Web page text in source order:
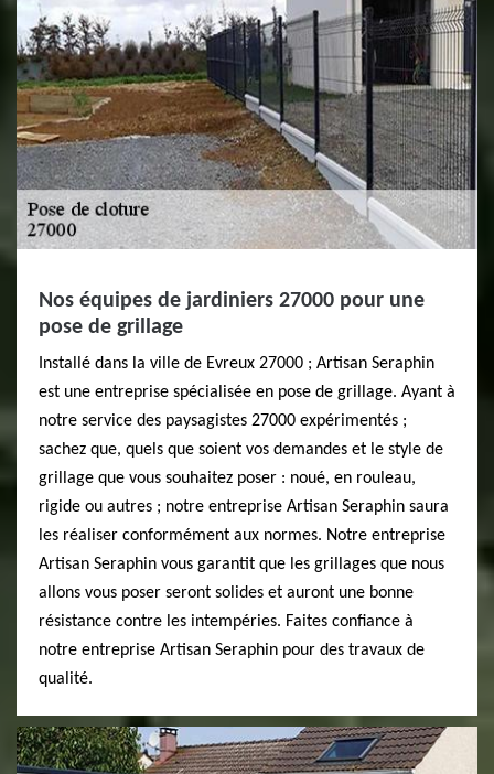
Nos équipes de jardiniers 27000 pour une
pose de grillage
Installé dans la ville de Evreux 27000 ; Artisan Seraphin
est une entreprise spécialisée en pose de grillage. Ayant à
notre service des paysagistes 27000 expérimentés ;
sachez que, quels que soient vos demandes et le style de
grillage que vous souhaitez poser : noué, en rouleau,
rigide ou autres ; notre entreprise Artisan Seraphin saura
les réaliser conformément aux normes. Notre entreprise
Artisan Seraphin vous garantit que les grillages que nous
allons vous poser seront solides et auront une bonne
résistance contre les intempéries. Faites confiance à
notre entreprise Artisan Seraphin pour des travaux de
qualité.